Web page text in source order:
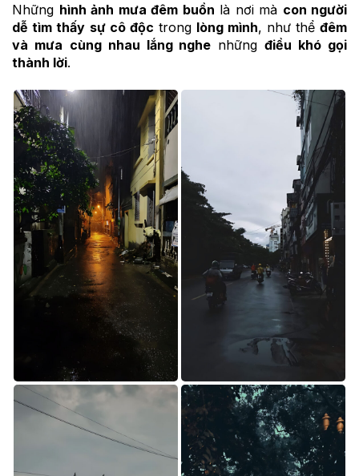
Những hình ảnh mưa đêm buồn là nơi mà con người
dễ tìm thấy sự cô độc trong lòng mình, như thể đêm
và mưa cùng nhau lắng nghe nhữngđiều khó gọi
thành lời.